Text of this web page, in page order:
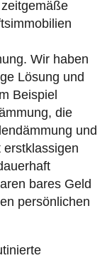
Wir haben
Lösung und
Beispiel
die
und
bares Geld
persönlichen